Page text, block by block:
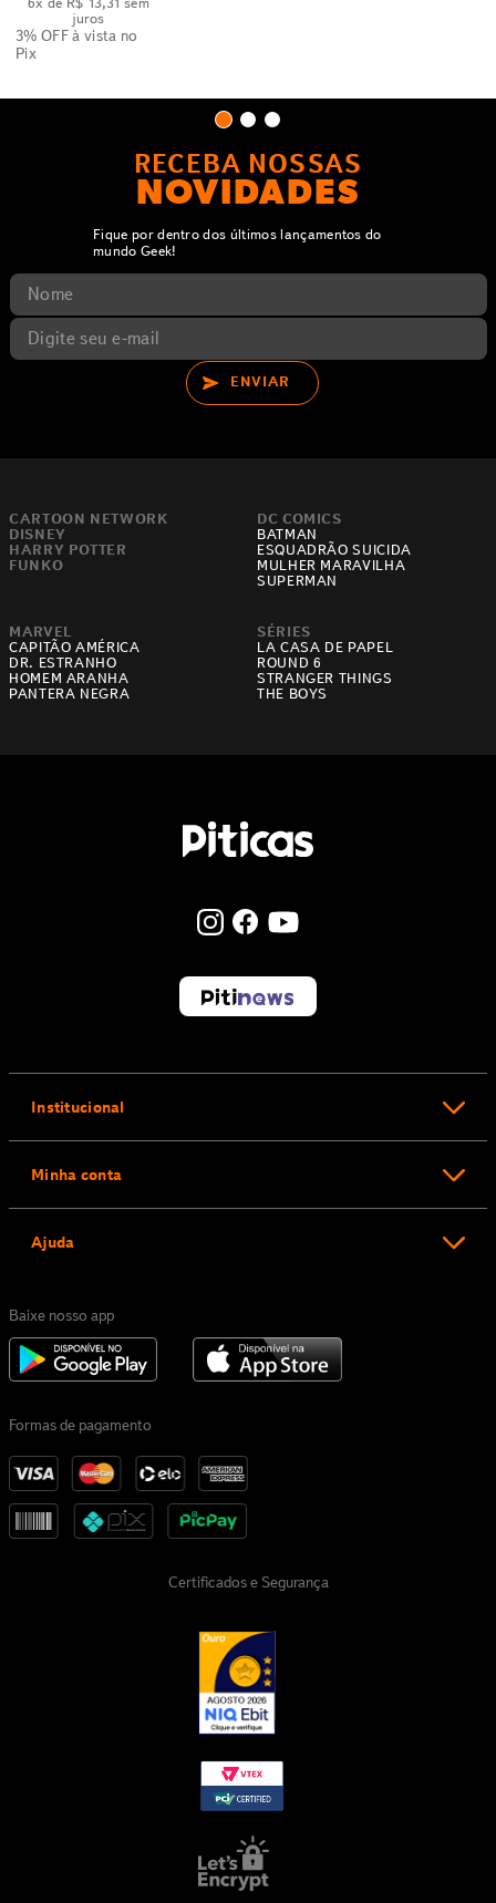
juros
3% OFFà vista no
Pix
RECEBA NOSSAS
NOVIDADES
Fique por dentro dos últimos lançamentos do
mundo Geek!
ENVIAR
CARTOON NETWORK
DISNEY
HARRY POTTER
FUNKO
DC COMICS
BATMAN
ESQUADRÃO SUICIDA
MULHER MARAVILHA
SUPERMAN
MARVEL
CAPITÃO AMÉRICA
DR. ESTRANHO
HOMEM ARANHA
PANTERA NEGRA
SÉRIES
LA CASA DE PAPEL
ROUND 6
STRANGER THINGS
THE BOYS
Institucional
Minha conta
Ajuda
Baixe nosso app
Formas de pagamento
Certificados e Segurança